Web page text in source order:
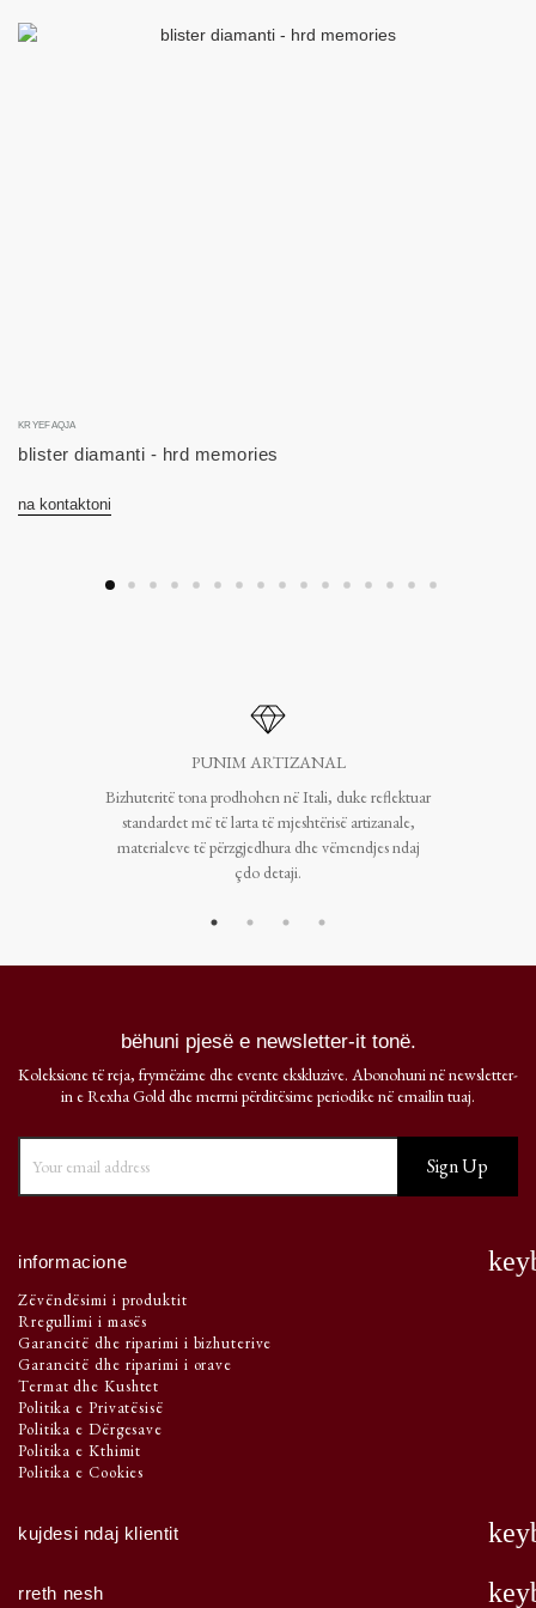
KRYEFAQJA
blister diamanti - hrd memories
na kontaktoni
PUNIM ARTIZANAL
Bizhuteritë tona prodhohen në Itali, duke reflektuar
standardet më të larta të mjeshtërisë artizanale,
materialeve të përzgjedhura dhe vëmendjes ndaj
çdo detaji.
bëhuni pjesë e newsletter-it tonë.
Koleksione të reja, frymëzime dhe evente ekskluzive. Abonohuni në newsletter-
in e Rexha Gold dhe merrni përditësime periodike në emailin tuaj.
kujdesi ndaj klientit
rreth nesh
informacione
Zëvëndësimi i produktit
Rregullimi i masës
Garancitë dhe riparimi i bizhuterive
Garancitë dhe riparimi i orave
Termat dhe Kushtet
Politika e Privatësisë
Politika e Dërgesave
Politika e Kthimit
Politika e Cookies